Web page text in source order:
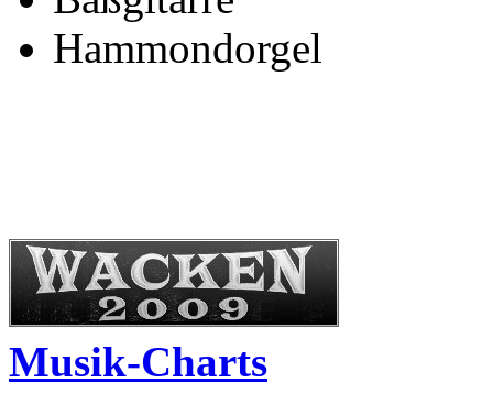
Hammondorgel
Musik-Charts